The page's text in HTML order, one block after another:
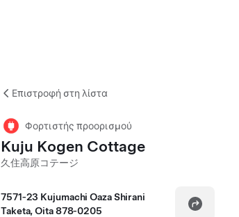
Επιστροφή στη λίστα
Φορτιστής προορισμού
Kuju Kogen Cottage
久住高原コテージ
7571‐23 Kujumachi Oaza Shirani
Taketa, Oita 878‐0205